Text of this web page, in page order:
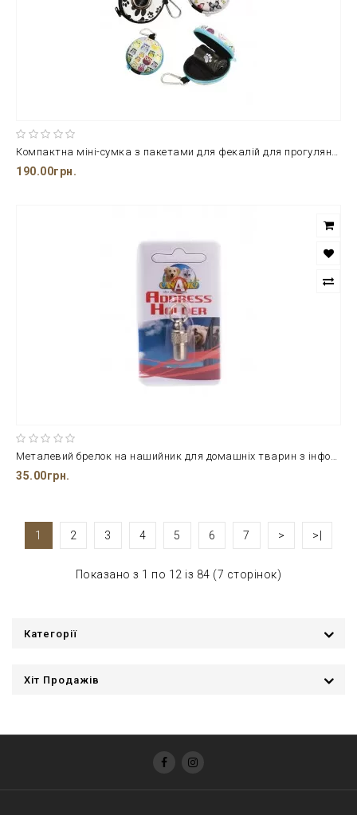
190.00грн.
35.00грн.
1 2 3 4 5 6 7 > >|
Показано з 1 по 12 із 84 (7 сторінок)
Категорії
Хіт Продажів